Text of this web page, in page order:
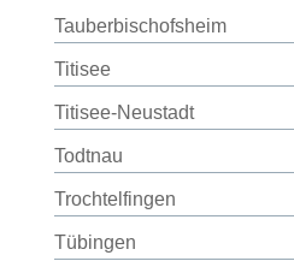
Tauberbischofsheim
Titisee
Titisee-Neustadt
Todtnau
Trochtelfingen
Tübingen